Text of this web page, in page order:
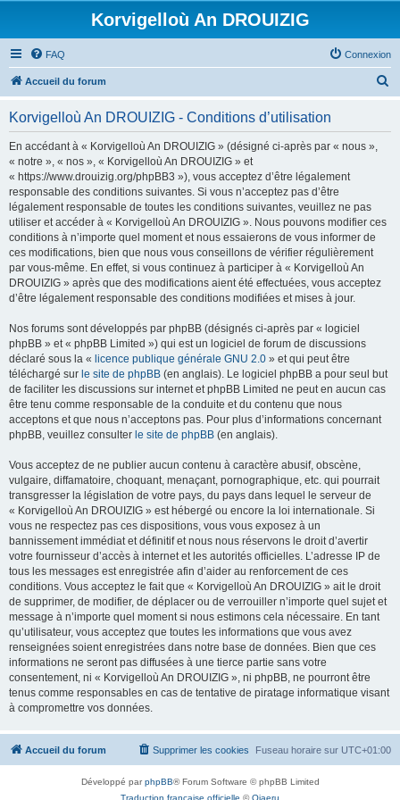
Korvigelloù An DROUIZIG
FAQ Connexion
Accueil du forum
Korvigelloù An DROUIZIG - Conditions d’utilisation
En accédant à « Korvigelloù An DROUIZIG » (désigné ci-après par « nous »,
« notre », « nos », « Korvigelloù An DROUIZIG » et
« https://www.drouizig.org/phpBB3 »), vous acceptez d’être légalement
responsable des conditions suivantes. Si vous n’acceptez pas d’être
légalement responsable de toutes les conditions suivantes, veuillez ne pas
utiliser et accéder à « Korvigelloù An DROUIZIG ». Nous pouvons modifier ces
conditions à n’importe quel moment et nous essaierons de vous informer de
ces modifications, bien que nous vous conseillons de vérifier régulièrement
par vous-même. En effet, si vous continuez à participer à « Korvigelloù An
DROUIZIG » après que des modifications aient été effectuées, vous acceptez
d’être légalement responsable des conditions modifiées et mises à jour.
Nos forums sont développés par phpBB (désignés ci-après par « logiciel
phpBB » et « phpBB Limited ») qui est un logiciel de forum de discussions
déclaré sous la « licence publique générale GNU 2.0 » et qui peut être
téléchargé sur le site de phpBB (en anglais). Le logiciel phpBB a pour seul but
de faciliter les discussions sur internet et phpBB Limited ne peut en aucun cas
être tenu comme responsable de la conduite et du contenu que nous
acceptons et que nous n’acceptons pas. Pour plus d’informations concernant
phpBB, veuillez consulter le site de phpBB (en anglais).
Vous acceptez de ne publier aucun contenu à caractère abusif, obscène,
vulgaire, diffamatoire, choquant, menaçant, pornographique, etc. qui pourrait
transgresser la législation de votre pays, du pays dans lequel le serveur de
« Korvigelloù An DROUIZIG » est hébergé ou encore la loi internationale. Si
vous ne respectez pas ces dispositions, vous vous exposez à un
bannissement immédiat et définitif et nous nous réservons le droit d’avertir
votre fournisseur d’accès à internet et les autorités officielles. L’adresse IP de
tous les messages est enregistrée afin d’aider au renforcement de ces
conditions. Vous acceptez le fait que « Korvigelloù An DROUIZIG » ait le droit
de supprimer, de modifier, de déplacer ou de verrouiller n’importe quel sujet et
message à n’importe quel moment si nous estimons cela nécessaire. En tant
qu’utilisateur, vous acceptez que toutes les informations que vous avez
renseignées soient enregistrées dans notre base de données. Bien que ces
informations ne seront pas diffusées à une tierce partie sans votre
consentement, ni « Korvigelloù An DROUIZIG », ni phpBB, ne pourront être
tenus comme responsables en cas de tentative de piratage informatique visant
à compromettre vos données.
Accueil du forum Fuseau horaire sur UTC+01:00
Supprimer les cookies
Développé parphpBB® Forum Software © phpBB Limited
Traduction française officielle ©Qiaeru